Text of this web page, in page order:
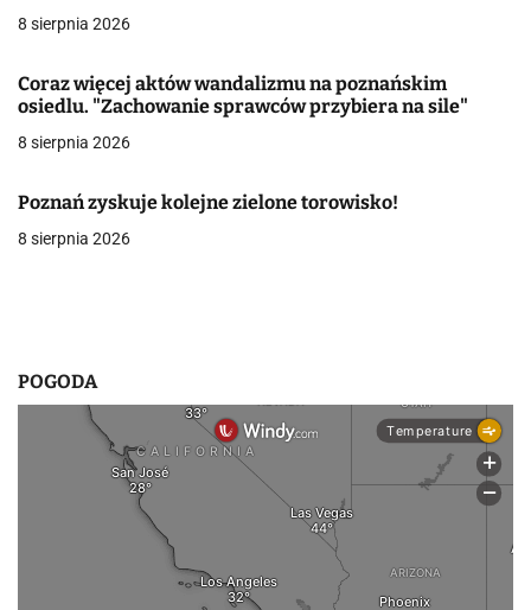
j
w
p
i
s
8 sierpnia 2026
Coraz więcej aktów wandalizmu na poznańskim
osiedlu. "Zachowanie sprawców przybiera na sile"
8 sierpnia 2026
Poznań zyskuje kolejne zielone torowisko!
8 sierpnia 2026
POGODA